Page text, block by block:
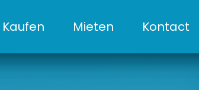
Kaufen Mieten Kontact